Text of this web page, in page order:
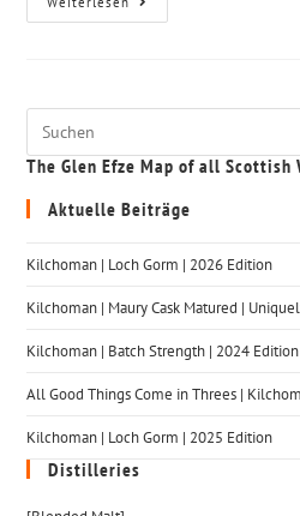
The Glen Efze Map of all
Aktuelle Beiträge
Kilchoman | Loch Gorm​ | 2026 Edition
Kilchoman | Maury Cask Matured |
Kilchoman | Batch Strength | 2024 Edition
All Good Things Come in Threes |
Kilchoman | Loch Gorm​ | 2025 Edition
Distilleries